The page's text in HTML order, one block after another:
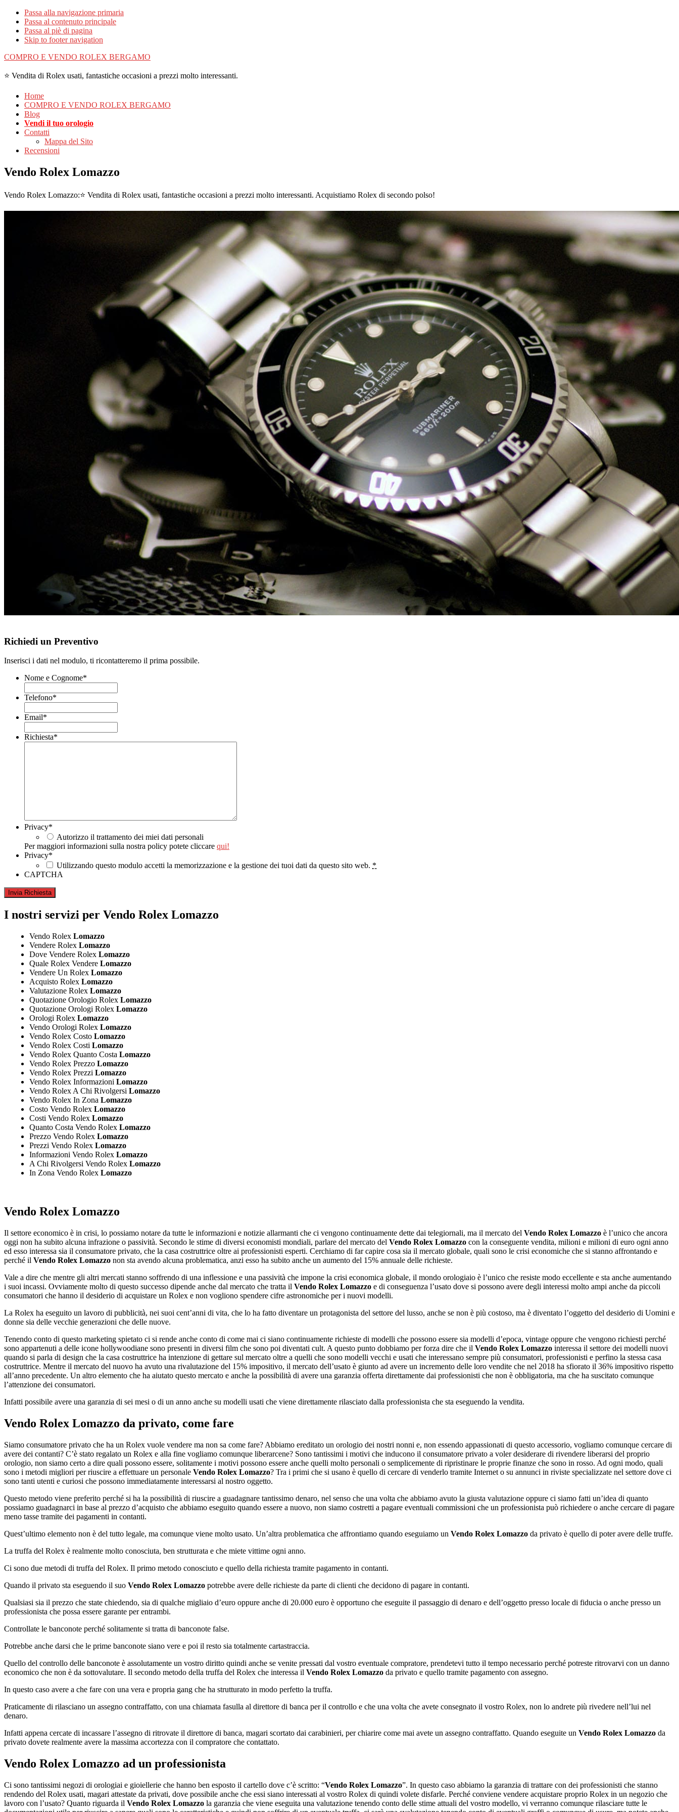
Passa alla navigazione primaria
Passa al contenuto principale
Passa al piè di pagina
Skip to footer navigation
COMPRO E VENDO ROLEX BERGAMO
⭐ Vendita di Rolex usati, fantastiche occasioni a prezzi molto interessanti.
Home
COMPRO E VENDO ROLEX BERGAMO
Blog
Vendi il tuo orologio
Contatti
Mappa del Sito
Recensioni
Vendo Rolex Lomazzo
Vendo Rolex Lomazzo:⭐ Vendita di Rolex usati, fantastiche occasioni a prezzi molto interessanti. Acquistiamo Rolex di secondo polso!
Richiedi un Preventivo
Inserisci i dati nel modulo, ti ricontatteremo il prima possibile.
Nome e Cognome*
Telefono*
Email*
Richiesta*
Privacy*
Autorizzo il trattamento dei miei dati personali
Per maggiori informazioni sulla nostra policy potete cliccare qui!
Privacy*
Utilizzando questo modulo accetti la memorizzazione e la gestione dei tuoi dati da questo sito web. *
CAPTCHA
I nostri servizi per Vendo Rolex Lomazzo
Vendo Rolex Lomazzo
Vendere Rolex Lomazzo
Dove Vendere Rolex Lomazzo
Quale Rolex Vendere Lomazzo
Vendere Un Rolex Lomazzo
Acquisto Rolex Lomazzo
Valutazione Rolex Lomazzo
Quotazione Orologio Rolex Lomazzo
Quotazione Orologi Rolex Lomazzo
Orologi Rolex Lomazzo
Vendo Orologi Rolex Lomazzo
Vendo Rolex Costo Lomazzo
Vendo Rolex Costi Lomazzo
Vendo Rolex Quanto Costa Lomazzo
Vendo Rolex Prezzo Lomazzo
Vendo Rolex Prezzi Lomazzo
Vendo Rolex Informazioni Lomazzo
Vendo Rolex A Chi Rivolgersi Lomazzo
Vendo Rolex In Zona Lomazzo
Costo Vendo Rolex Lomazzo
Costi Vendo Rolex Lomazzo
Quanto Costa Vendo Rolex Lomazzo
Prezzo Vendo Rolex Lomazzo
Prezzi Vendo Rolex Lomazzo
Informazioni Vendo Rolex Lomazzo
A Chi Rivolgersi Vendo Rolex Lomazzo
In Zona Vendo Rolex Lomazzo
Vendo Rolex Lomazzo
Il settore economico è in crisi, lo possiamo notare da tutte le informazioni e notizie allarmanti che ci vengono continuamente dette dai telegiornali, ma il mercato del Vendo Rolex Lomazzo è l’unico che ancora
oggi non ha subito alcuna infrazione o passività. Secondo le stime di diversi economisti mondiali, parlare del mercato del Vendo Rolex Lomazzo con la conseguente vendita, milioni e milioni di euro ogni anno
ed esso interessa sia il consumatore privato, che la casa costruttrice oltre ai professionisti esperti. Cerchiamo di far capire cosa sia il mercato globale, quali sono le crisi economiche che si stanno affrontando e
perché il Vendo Rolex Lomazzo non sta avendo alcuna problematica, anzi esso ha subito anche un aumento del 15% annuale delle richieste.
Vale a dire che mentre gli altri mercati stanno soffrendo di una inflessione e una passività che impone la crisi economica globale, il mondo orologiaio è l’unico che resiste modo eccellente e sta anche aumentando
i suoi incassi. Ovviamente molto di questo successo dipende anche dal mercato che tratta il Vendo Rolex Lomazzo e di conseguenza l’usato dove si possono avere degli interessi molto ampi anche da piccoli
consumatori che hanno il desiderio di acquistare un Rolex e non vogliono spendere cifre astronomiche per i nuovi modelli.
La Rolex ha eseguito un lavoro di pubblicità, nei suoi cent’anni di vita, che lo ha fatto diventare un protagonista del settore del lusso, anche se non è più costoso, ma è diventato l’oggetto del desiderio di Uomini e
donne sia delle vecchie generazioni che delle nuove.
Tenendo conto di questo marketing spietato ci si rende anche conto di come mai ci siano continuamente richieste di modelli che possono essere sia modelli d’epoca, vintage oppure che vengono richiesti perché
sono appartenuti a delle icone hollywoodiane sono presenti in diversi film che sono poi diventati cult. A questo punto dobbiamo per forza dire che il Vendo Rolex Lomazzo interessa il settore dei modelli nuovi
quando si parla di design che la casa costruttrice ha intenzione di gettare sul mercato oltre a quelli che sono modelli vecchi e usati che interessano sempre più consumatori, professionisti e perfino la stessa casa
costruttrice. Mentre il mercato del nuovo ha avuto una rivalutazione del 15% impositivo, il mercato dell’usato è giunto ad avere un incremento delle loro vendite che nel 2018 ha sfiorato il 36% impositivo rispetto
all’anno precedente. Un altro elemento che ha aiutato questo mercato e anche la possibilità di avere una garanzia offerta direttamente dai professionisti che non è obbligatoria, ma che ha suscitato comunque
l’attenzione dei consumatori.
Infatti possibile avere una garanzia di sei mesi o di un anno anche su modelli usati che viene direttamente rilasciato dalla professionista che sta eseguendo la vendita.
Vendo Rolex Lomazzo da privato, come fare
Siamo consumatore privato che ha un Rolex vuole vendere ma non sa come fare? Abbiamo ereditato un orologio dei nostri nonni e, non essendo appassionati di questo accessorio, vogliamo comunque cercare di
avere dei contanti? C’è stato regalato un Rolex e alla fine vogliamo comunque liberarcene? Sono tantissimi i motivi che inducono il consumatore privato a voler desiderare di rivendere liberarsi del proprio
orologio, non siamo certo a dire quali possono essere, solitamente i motivi possono essere anche quelli molto personali o semplicemente di ripristinare le proprie finanze che sono in rosso. Ad ogni modo, quali
sono i metodi migliori per riuscire a effettuare un personale Vendo Rolex Lomazzo? Tra i primi che si usano è quello di cercare di venderlo tramite Internet o su annunci in riviste specializzate nel settore dove ci
sono tanti utenti e curiosi che possono immediatamente interessarsi al nostro oggetto.
Questo metodo viene preferito perché si ha la possibilità di riuscire a guadagnare tantissimo denaro, nel senso che una volta che abbiamo avuto la giusta valutazione oppure ci siamo fatti un’idea di quanto
possiamo guadagnarci in base al prezzo d’acquisto che abbiamo eseguito quando essere a nuovo, non siamo costretti a pagare eventuali commissioni che un professionista può richiedere o anche cercare di pagare
meno tasse tramite dei pagamenti in contanti.
Quest’ultimo elemento non è del tutto legale, ma comunque viene molto usato. Un’altra problematica che affrontiamo quando eseguiamo un Vendo Rolex Lomazzo da privato è quello di poter avere delle truffe.
La truffa del Rolex è realmente molto conosciuta, ben strutturata e che miete vittime ogni anno.
Ci sono due metodi di truffa del Rolex. Il primo metodo conosciuto e quello della richiesta tramite pagamento in contanti.
Quando il privato sta eseguendo il suo Vendo Rolex Lomazzo potrebbe avere delle richieste da parte di clienti che decidono di pagare in contanti.
Qualsiasi sia il prezzo che state chiedendo, sia di qualche migliaio d’euro oppure anche di 20.000 euro è opportuno che eseguite il passaggio di denaro e dell’oggetto presso locale di fiducia o anche presso un
professionista che possa essere garante per entrambi.
Controllate le banconote perché solitamente si tratta di banconote false.
Potrebbe anche darsi che le prime banconote siano vere e poi il resto sia totalmente cartastraccia.
Quello del controllo delle banconote è assolutamente un vostro diritto quindi anche se venite pressati dal vostro eventuale compratore, prendetevi tutto il tempo necessario perché potreste ritrovarvi con un danno
economico che non è da sottovalutare. Il secondo metodo della truffa del Rolex che interessa il Vendo Rolex Lomazzo da privato e quello tramite pagamento con assegno.
In questo caso avere a che fare con una vera e propria gang che ha strutturato in modo perfetto la truffa.
Praticamente di rilasciano un assegno contraffatto, con una chiamata fasulla al direttore di banca per il controllo e che una volta che avete consegnato il vostro Rolex, non lo andrete più rivedere nell’lui nel
denaro.
Infatti appena cercate di incassare l’assegno di ritrovate il direttore di banca, magari scortato dai carabinieri, per chiarire come mai avete un assegno contraffatto. Quando eseguite un Vendo Rolex Lomazzo da
privato dovete realmente avere la massima accortezza con il compratore che contattato.
Vendo Rolex Lomazzo ad un professionista
Ci sono tantissimi negozi di orologiai e gioiellerie che hanno ben esposto il cartello dove c’è scritto: “Vendo Rolex Lomazzo”. In questo caso abbiamo la garanzia di trattare con dei professionisti che stanno
rendendo del Rolex usati, magari attestate da privati, dove possibile anche che essi siano interessati al vostro Rolex di quindi volete disfarle. Perché conviene vendere acquistare proprio Rolex in un negozio che
lavoro con l’usato? Quanto riguarda il Vendo Rolex Lomazzo la garanzia che viene eseguita una valutazione tenendo conto delle stime attuali del vostro modello, vi verranno comunque rilasciare tutte le